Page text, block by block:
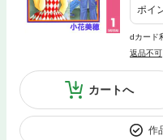
ポイ
dカード
返品不可
カートへ
作